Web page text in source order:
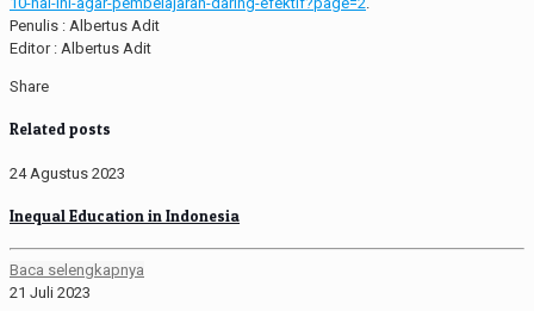
Penulis : Albertus Adit
Editor : Albertus Adit
Share
Related posts
24 Agustus 2023
Inequal Education in Indonesia
Baca selengkapnya
21 Juli 2023